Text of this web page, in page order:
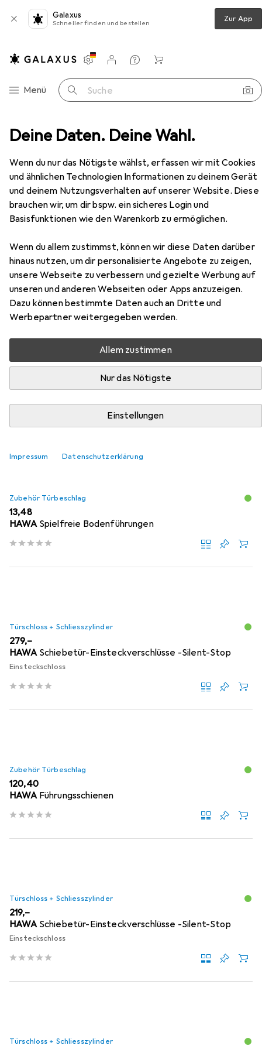
Deine Daten. Deine Wahl.
Wenn du nur das Nötigste wählst, erfassen wir mit Cookies
und ähnlichen Technologien Informationen zu deinem Gerät
und deinem Nutzungsverhalten auf unserer Website. Diese
brauchen wir, um dir bspw. ein sicheres Login und
Basisfunktionen wie den Warenkorb zu ermöglichen.
Wenn du allem zustimmst, können wir diese Daten darüber
hinaus nutzen, um dir personalisierte Angebote zu zeigen,
unsere Webseite zu verbessern und gezielte Werbung auf
unseren und anderen Webseiten oder Apps anzuzeigen.
Dazu können bestimmte Daten auch an Dritte und
Werbepartner weitergegeben werden.
Allem zustimmen
Nur das Nötigste
Einstellungen
Impressum Datenschutzerklärung
Galaxus
Schneller finden und bestellen Zur App
Navigation nach Kategorien
Menü Suche
Einstellungen
Kundenkonto
Vergleichslisten
Merklisten
Warenkorb
HAWA Schiebetürbeschläge -Junior 40/Z
EUR
228,23
HAWASchiebetürbeschläge -Junior
40/Z
Zubehör für HAWA
Schiebetürbeschläge -Junior
40/Z
Hier findest du passendes Zubehör zum Produkt HAWA
Zubehör Türbeschlag und Türschloss + Schliesszylinder.
Beliebt Zubehör Türbeschlag Türschloss +
Relevanz
Zubehör Türbeschlag
EUR
13,48
HAWA Spielfreie Bodenführungen
Türschloss + Schliesszylinder
EUR
279,–
HAWA Schiebetür-Einsteckverschlüsse -Silent-Stop
Einsteckschloss
Zubehör Türbeschlag
EUR
120,40
HAWA Führungsschienen
Türschloss + Schliesszylinder
EUR
219,–
HAWA Schiebetür-Einsteckverschlüsse -Silent-Stop
Einsteckschloss
Türschloss + Schliesszylinder